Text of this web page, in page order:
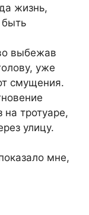
жизнь,
быть
выбежав
уже
смущения.
тротуаре,
улицу.
мне,